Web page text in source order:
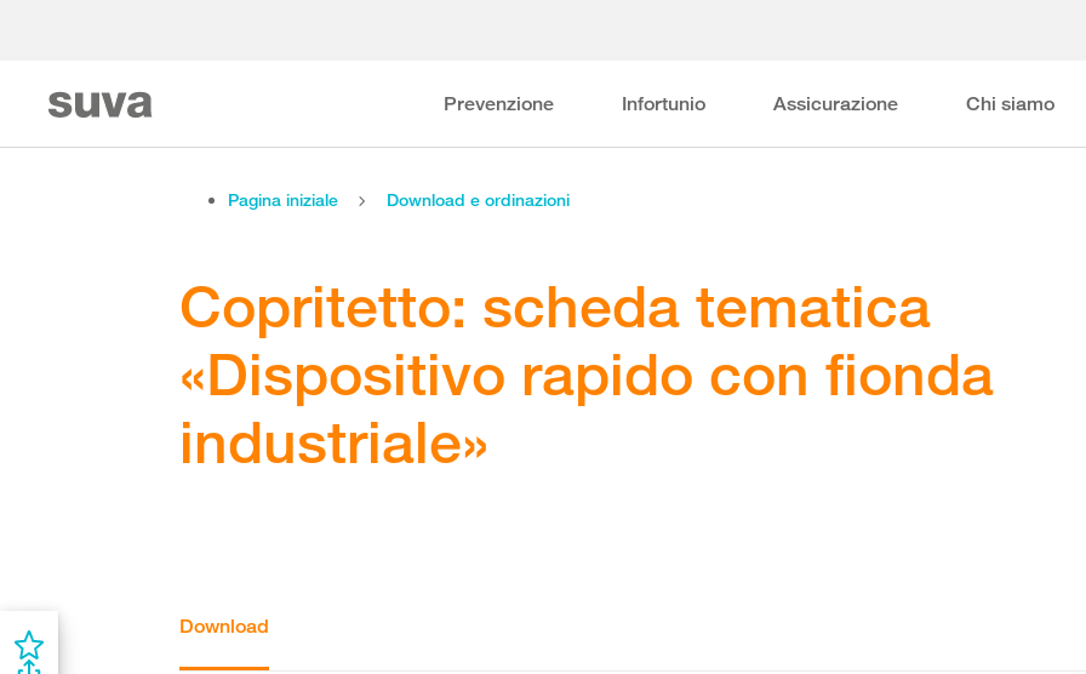
Prevenzione Infortunio Assicurazione Chi siamo
Pagina iniziale Download e ordinazioni
Copritetto: scheda tematica
«Dispositivo rapido con fionda
industriale»
Download